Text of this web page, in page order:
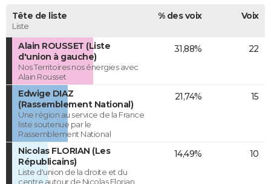
Tête de liste
Liste
% des voix Voix
Alain ROUSSET (Liste
d'union à gauche)
Nos Territoires nos énergies avec
Alain Rousset
31,88% 22
Edwige DIAZ
(Rassemblement National)
Une région au service de la France
liste soutenue par le
Rassemblement National
21,74% 15
Nicolas FLORIAN (Les
Républicains)
Liste d'union de la droite et du
centre autour de Nicolas Florian
14,49% 10